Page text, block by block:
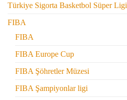
Türkiye Sigorta Basketbol Süper Ligi
FIBA
FIBA
FIBA Europe Cup
FIBA Şöhretler Müzesi
FIBA Şampiyonlar ligi